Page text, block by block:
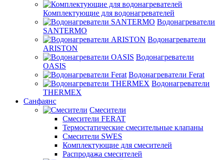
Комплектующие для водонагревателей
Водонагреватели
SANTERMO
Водонагреватели
ARISTON
Водонагреватели
OASIS
Водонагреватели Ferat
Водонагреватели
THERMEX
Санфаянс
Смесители
Смесители FERAT
Термостатические смесительные клапаны
Смесители SWES
Комплектующие для смесителей
Распродажа смесителей